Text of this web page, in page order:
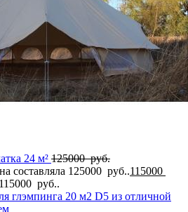
24 м² 125000руб.
составляла 125000 руб..115000
руб..